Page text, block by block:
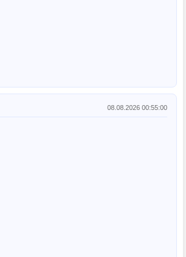
08.08.2026 00:55:00